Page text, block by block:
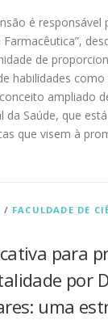
é responsável
de
habilidades
ampliado
da Saúde, que
que visem à
/ FACULDADE DE
para
por
uma